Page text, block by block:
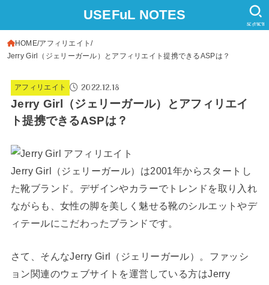
USEFuL NOTES
SEARCH
HOME アフィリエイト
Jerry Girl（ジェリーガール）とアフィリエイト提携できるASPは？
アフィリエイト 2022.12.18
Jerry Girl（ジェリーガール）とアフィリエイ
ト提携できるASPは？
Jerry Girl（ジェリーガール）は2001年からスタートし
た靴ブランド。デザインやカラーでトレンドを取り入れ
ながらも、女性の脚を美しく魅せる靴のシルエットやデ
ィテールにこだわったブランドです。
さて、そんなJerry Girl（ジェリーガール）。ファッシ
ョン関連のウェブサイトを運営している方はJerry